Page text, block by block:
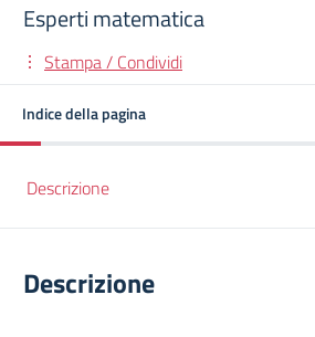
Esperti matematica
Stampa / Condividi
Indice della pagina
Descrizione
Descrizione